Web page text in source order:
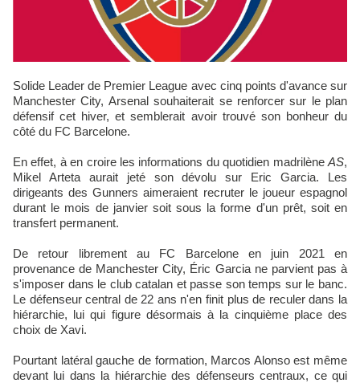
Solide Leader de Premier League avec cinq points d'avance sur
Manchester City, Arsenal souhaiterait se renforcer sur le plan
défensif cet hiver, et semblerait avoir trouvé son bonheur du
côté du FC Barcelone.
En effet, à en croire les informations du quotidien madrilène AS,
Mikel Arteta aurait jeté son dévolu sur Eric Garcia. Les
dirigeants des Gunners aimeraient recruter le joueur espagnol
durant le mois de janvier soit sous la forme d'un prêt, soit en
transfert permanent.
De retour librement au FC Barcelone en juin 2021 en
provenance de Manchester City, Éric Garcia ne parvient pas à
s'imposer dans le club catalan et passe son temps sur le banc.
Le défenseur central de 22 ans n'en finit plus de reculer dans la
hiérarchie, lui qui figure désormais à la cinquième place des
choix de Xavi.
Pourtant latéral gauche de formation, Marcos Alonso est même
devant lui dans la hiérarchie des défenseurs centraux, ce qui